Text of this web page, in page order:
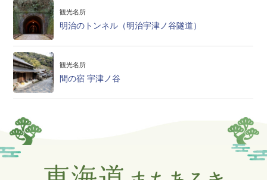
観光名所
明治のトンネル（明治宇津ノ谷隧道）
観光名所
間の宿 宇津ノ谷